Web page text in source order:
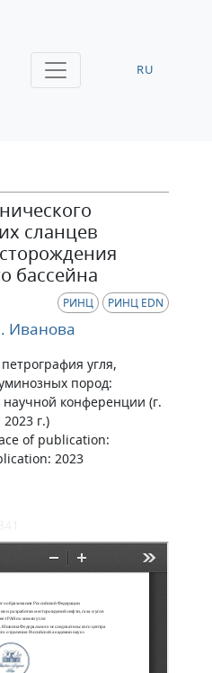
RU
сланцев
бассейна
РИНЦ РИНЦ EDN
Иванова
угля,
пород:
конференции (г.
г.)
of publication:
2023